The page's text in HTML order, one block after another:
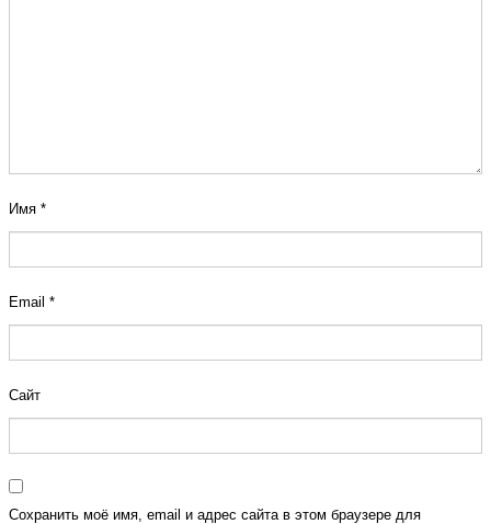
Имя *
Email *
Сайт
Сохранить моё имя, email и адрес сайта в этом браузере для